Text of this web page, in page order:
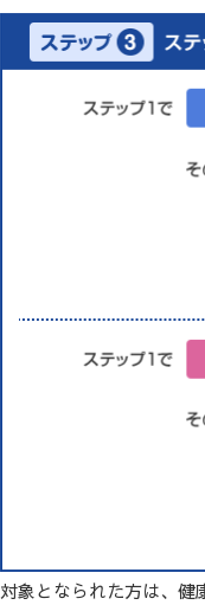
対象となられた方は、健